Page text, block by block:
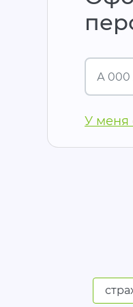
У меня